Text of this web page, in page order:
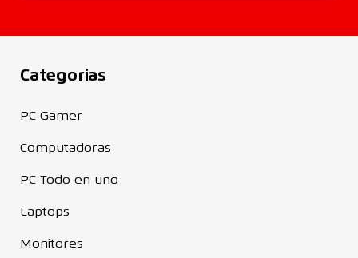
Categorias
PC Gamer
Computadoras
PC Todo en uno
Laptops
Monitores